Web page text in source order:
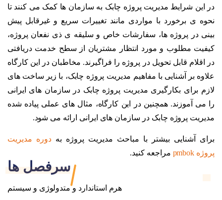
در این شرایط مدیریت پروژه چابک به سازمان ها کمک می کنند تا
نحوه ى برخورد با مواردى مانند تغییرات سریع و غیرقابل پیش
بینی در پروژه ها، سفارشات خاص و سلیقه ی ذی نفعان پروژه،
کیفیت مطلوب و مورد انتظار مشتریان از سطح خدمت دریافتى
در اقلام قابل تحویل در پروژه را فراگیرند. مخاطبان در این کارگاه
علاوه بر آشنایى با مفاهیم مدیریت پروژه چابک، با زیر ساخت های
لازم براى بکارگیرى مدیریت پروژه چابک در سازمان های ایرانى
را می آموزند. همچنین در این کارگاه، مثال های عملى پیاده شده
مدیریت پروژه چابک در سازمان های ایرانى ارائه می شود.
برای آشنایی بیشتر با مباحث مدیریت پروژه بهدوره مدیریت
پروژه pmbok
مراجعه کنید.
سرفصل ها
هرم استاندارد و متدولوژی و سیستم